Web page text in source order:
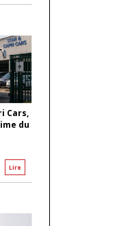
Cars,
du
Lire